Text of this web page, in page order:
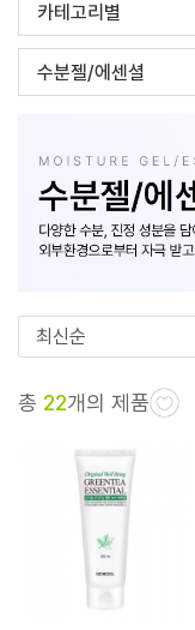
카테고리별
수분젤/에센셜
총 22개의 제품